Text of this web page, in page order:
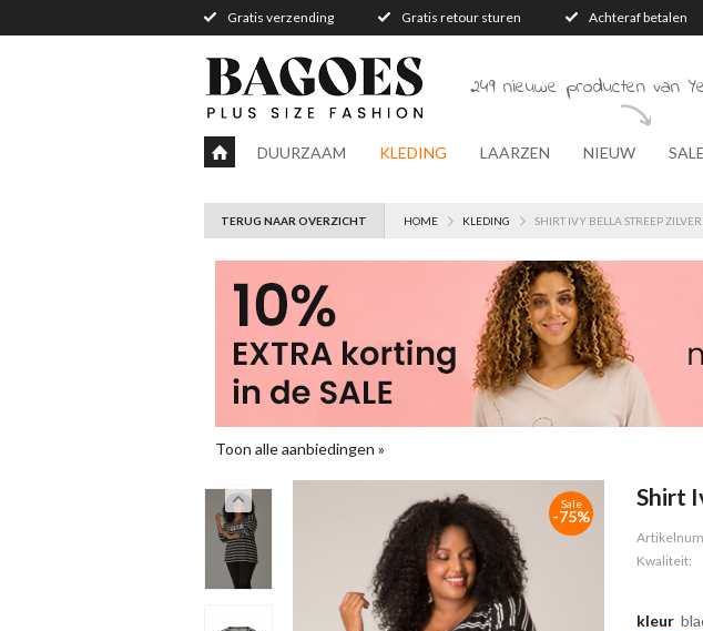
Gratis verzending Gratis retour sturen Achteraf betalen
249 nieuwe producten van
DUURZAAM KLEDING LAARZEN NIEUW SALE
TERUG NAAR OVERZICHT HOME KLEDING SHIRT IVY BELLA STREEP
Toon alle aanbiedingen »
Sale
-75%
Shirt
Kwaliteit:
kleur